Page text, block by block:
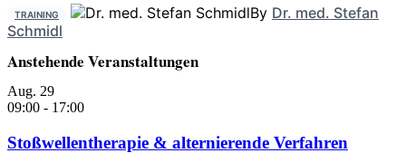
TRAINING By Dr. med. Stefan
Schmidl
Anstehende Veranstaltungen
Aug. 29
09:00 - 17:00
Stoßwellentherapie & alternierende Verfahren